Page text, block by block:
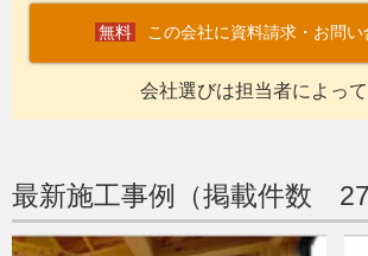
この会社に資料請求・お問い
会社選びは担当者によっ
最新施工事例（掲載件数 27